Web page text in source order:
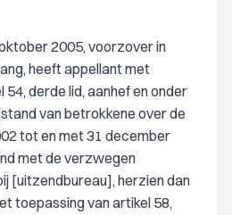
2005, voorzover in
heeft appellant met
derde lid, aanhef en onder
van betrokkene over de
tot en met 31 december
met de verzwegen
[uitzendbureau], herzien dan
toepassing van artikel 58,